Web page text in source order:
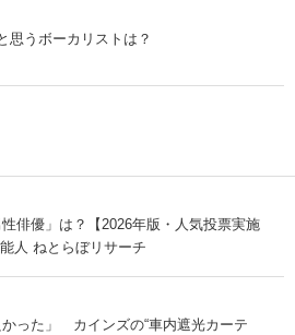
思うボーカリストは？
俳優」は？【2026年版・人気投票実施
人 ねとらぼリサーチ
かった」 カインズの“車内遮光カーテ